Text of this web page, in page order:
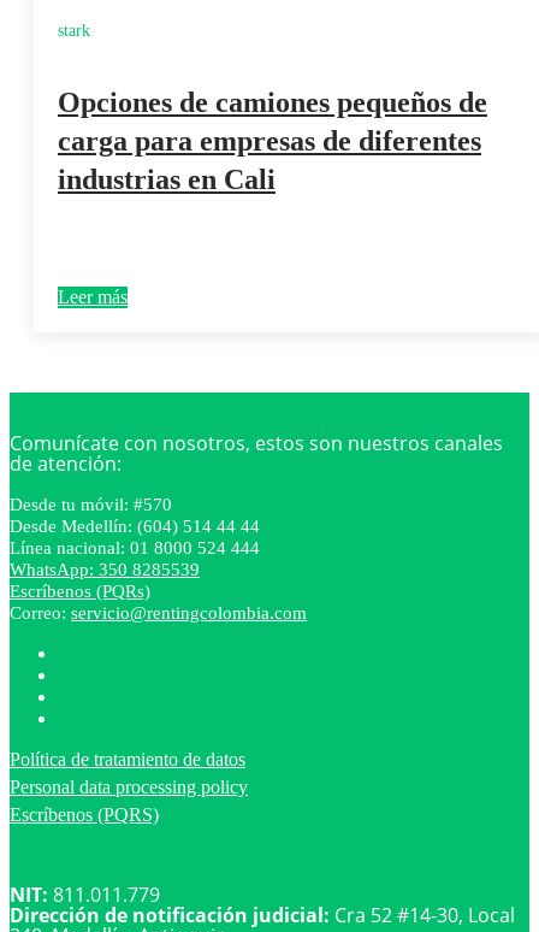
stark
Opciones de camiones pequeños de
carga para empresas de diferentes
industrias en Cali
Leer más
Comunícate con nosotros, estos son nuestros canales
de atención:
Desde tu móvil: #570
Desde Medellín: (604) 514 44 44
Línea nacional: 01 8000 524 444
WhatsApp: 350 8285539
Escríbenos (PQRs)
Correo: servicio@rentingcolombia.com
Política de tratamiento de datos
Personal data processing policy
Escríbenos (PQRS)
NIT: 811.011.779
Dirección de notificación judicial: Cra 52 #14-30, Local